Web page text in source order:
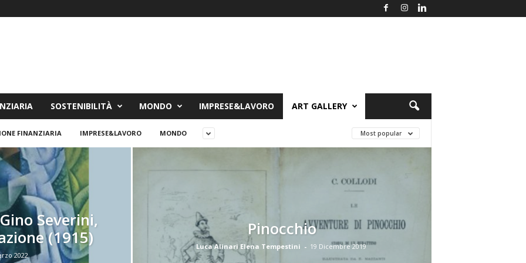
SOSTENIBILITÀ MONDO IMPRESE&LAVORO ART GALLERY
FINANZIARIA IMPRESE&LAVORO MONDO Most popular
Severini,
(1915)
2022
Pinocchio
Luca Alinari Elena Tempestini - 19 Dicembre 2019